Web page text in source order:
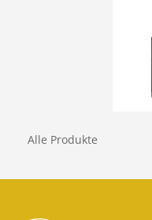
Alle Produkte